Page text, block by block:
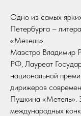
Одно из самых
Петербурга –
«Метель».
Маэстро Владимир
РФ, Лауреат
национальной
дирижеров
Пушкина «Метель».
международных